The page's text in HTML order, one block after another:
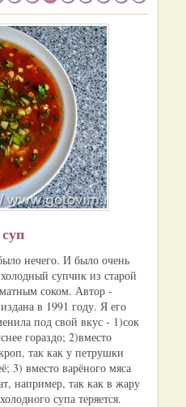
нечего. И было очень
супчик из старой
соком. Автор -
в 1991 году. Я его
под свой вкус - 1)сок
гораздо; 2)вместо
так как у петрушки
3) вместо варёного мяса
например, так как в жару
супа теряется.